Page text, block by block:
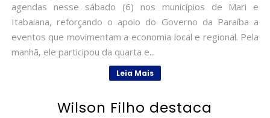
agendas nesse sábado (6) nos municípios de Mari e
Itabaiana, reforçando o apoio do Governo da Paraíba a
eventos que movimentam a economia local e regional. Pela
manhã, ele participou da quarta e...
Leia Mais
Wilson Filho destaca